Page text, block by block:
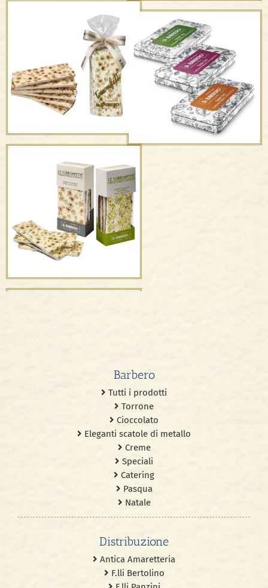
Il Torronfino®
Le Torronfette – in
sacchetto
Torrone friabile con
nocciole
Barbero
Tutti i prodotti
Torrone
Cioccolato
Eleganti scatole di metallo
Speciali
Catering
Pasqua
Natale
Distribuzione
Antica Amaretteria
F.lli Bertolino
F.lli Panzini